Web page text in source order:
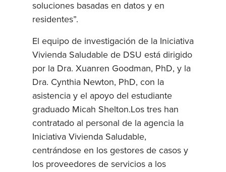
soluciones basadas en datos y en
residentes”.
El equipo de investigación de la Iniciativa
Vivienda Saludable de DSU está dirigido
por la Dra. Xuanren Goodman, PhD, y la
Dra. Cynthia Newton, PhD, con la
asistencia y el apoyo del estudiante
graduado Micah Shelton.Los tres han
contratado al personal de la agencia la
Iniciativa Vivienda Saludable,
centrándose en los gestores de casos y
los proveedores de servicios a los